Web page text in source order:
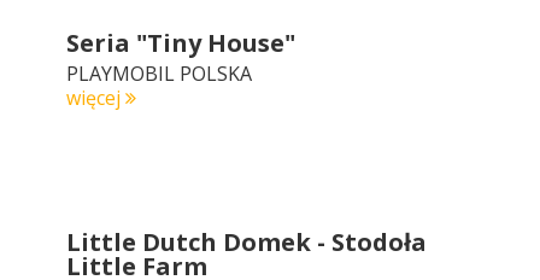
Seria "Tiny House"
PLAYMOBIL POLSKA
więcej
Little Dutch Domek - Stodoła
Little Farm